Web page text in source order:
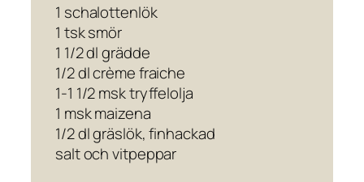
1 schalottenlök
1 tsk smör
1 1/2 dl grädde
1/2 dl crème fraiche
1-1 1/2 msk tryffelolja
1 msk maizena
1/2 dl gräslök, finhackad
salt och vitpeppar